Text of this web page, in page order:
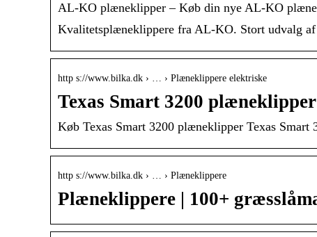
AL-KO plæneklipper – Køb din nye AL-KO
Kvalitetsplæneklippere fra AL-KO. Stort udvalg
http s://www.bilka.dk › … › Plæneklippere elektriske
Texas Smart 3200
Køb Texas Smart 3200 plæneklipper Texas
http s://www.bilka.dk › … › Plæneklippere
Plæneklippere | 100+